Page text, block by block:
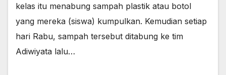
kelas itu menabung sampah plastik atau botol
yang mereka (siswa) kumpulkan. Kemudian setiap
hari Rabu, sampah tersebut ditabung ke tim
Adiwiyata lalu…